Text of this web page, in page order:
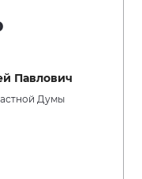
Павлович
Думы